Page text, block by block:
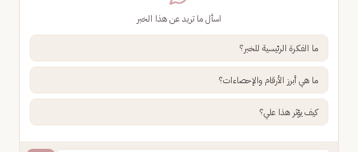
اسأل ما تريد عن هذا الخبر
ما الفكرة الرئيسية للخبر؟
ما هي أبرز الأرقام والإحصاءات؟
كيف يؤثر هذا علي؟